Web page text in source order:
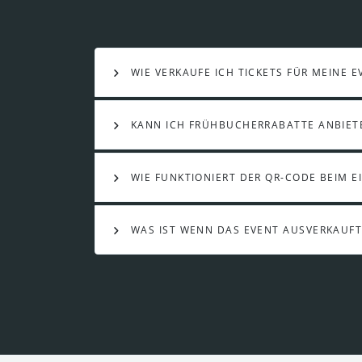
WIE VERKAUFE ICH TICKETS FÜR MEINE
KANN ICH FRÜHBUCHERRABATTE
WIE FUNKTIONIERT DER QR-CODE BEIM
WAS IST WENN DAS EVENT